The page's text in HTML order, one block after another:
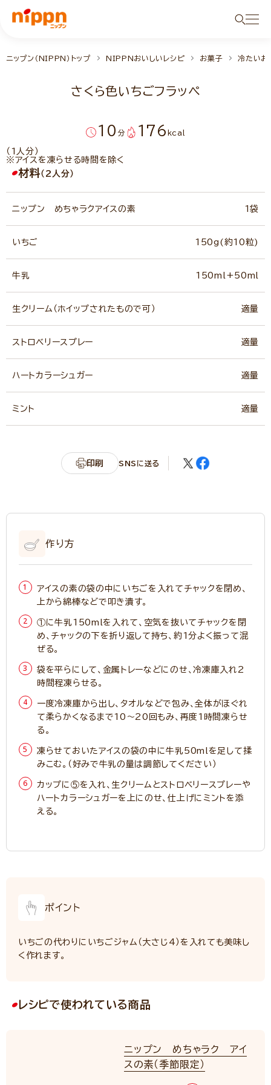
ニップン（NIPPN）トップ NIPPNおいしいレシピ お菓子 冷たいお
さくら色いちごフラッペ
10 分 176 kcal
（1人分）
※アイスを凍らせる時間を除く
材料（2人分）
ニップン めちゃラクアイスの素 1袋
いちご 150g(約10粒)
牛乳 150ml+50ml
生クリーム（ホイップされたもので可） 適量
ストロベリースプレー 適量
ハートカラーシュガー 適量
ミント 適量
印刷 SNSに送る
作り方
アイスの素の袋の中にいちごを入れてチャックを閉め、
上から綿棒などで叩き潰す。
①に牛乳150mlを入れて、空気を抜いてチャックを閉
め、チャックの下を折り返して持ち、約1分よく振って混
ぜる。
袋を平らにして、金属トレーなどにのせ、冷凍庫入れ2
時間程凍らせる。
一度冷凍庫から出し、タオルなどで包み、全体がほぐれ
て柔らかくなるまで10～20回もみ、再度1時間凍らせ
る。
凍らせておいたアイスの袋の中に牛乳50mlを足して揉
みこむ。（好みで牛乳の量は調節してください）
カップに⑤を入れ、生クリームとストロベリースプレーや
ハートカラーシュガーを上にのせ、仕上げにミントを添
える。
ポイント
いちごの代わりにいちごジャム（大さじ4）を入れても美味し
く作れます。
レシピで使われている商品
ニップン めちゃラク アイ
スの素（季節限定）